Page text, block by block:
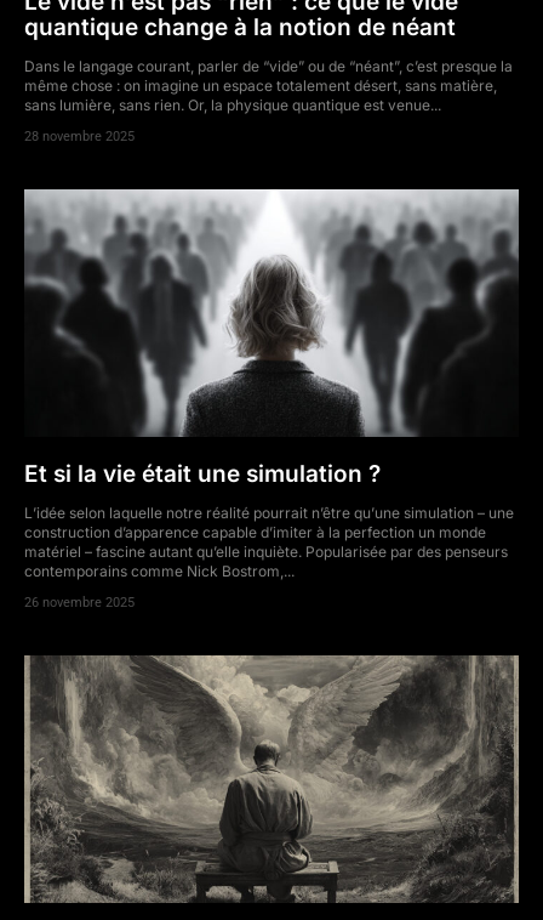
quantique change à la notion de néant
Dans le langage courant, parler de “vide” ou de “néant”, c’est presque la
même chose : on imagine un espace totalement désert, sans matière,
sans lumière, sans rien. Or, la physique quantique est venue...
28 novembre 2025
Et si la vie était une simulation ?
L’idée selon laquelle notre réalité pourrait n’être qu’une simulation – une
construction d’apparence capable d’imiter à la perfection un monde
matériel – fascine autant qu’elle inquiète. Popularisée par des penseurs
contemporains comme Nick Bostrom,...
26 novembre 2025